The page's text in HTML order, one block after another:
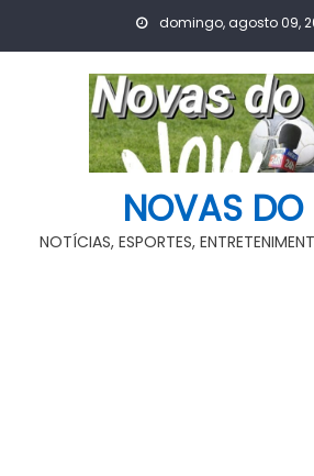
domingo, agosto 09,
NOVAS DO
NOTÍCIAS, ESPORTES,